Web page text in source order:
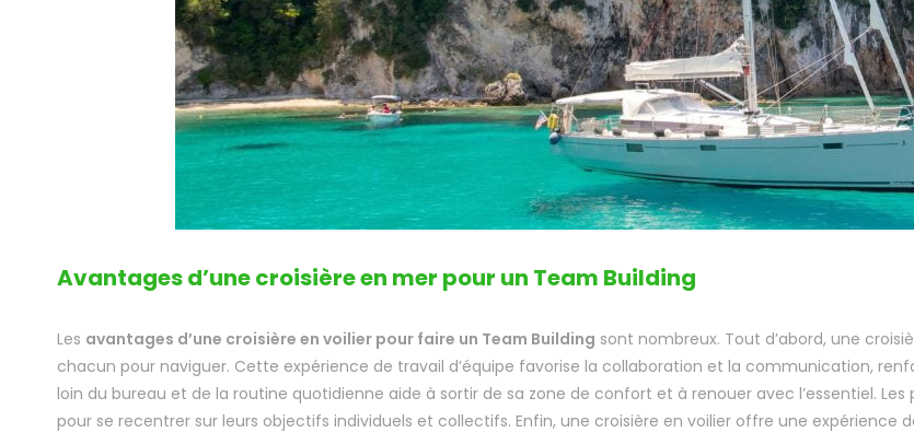
Avantages d’une croisière en mer pour un Team Building
Les avantages d’une croisière en voilier pour faire un Team Building sont nombreux. Tout d’abord, une
chacun pour naviguer. Cette expérience de travail d’équipe favorise la collaboration et la communication,
loin du bureau et de la routine quotidienne aide à sortir de sa zone de confort et à renouer avec l’essentiel.
pour se recentrer sur leurs objectifs individuels et collectifs. Enfin, une croisière en voilier offre une expérience